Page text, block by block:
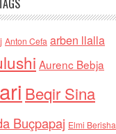
Anton Cefa arben llalla
Aurenc Bebja
Beqir Sina
Buçpapaj Elmi Berisha